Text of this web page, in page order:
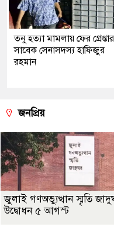
তনু হত্যা মামলায় ফের গ্রেপ্তার
সাবেক সেনাসদস্য হাফিজুর
রহমান
জনপ্রিয়
জুলাই গণঅভ্যুত্থান স্মৃতি
উদ্বোধন ৫ আগস্ট